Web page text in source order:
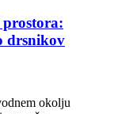
drsnikov
okolju